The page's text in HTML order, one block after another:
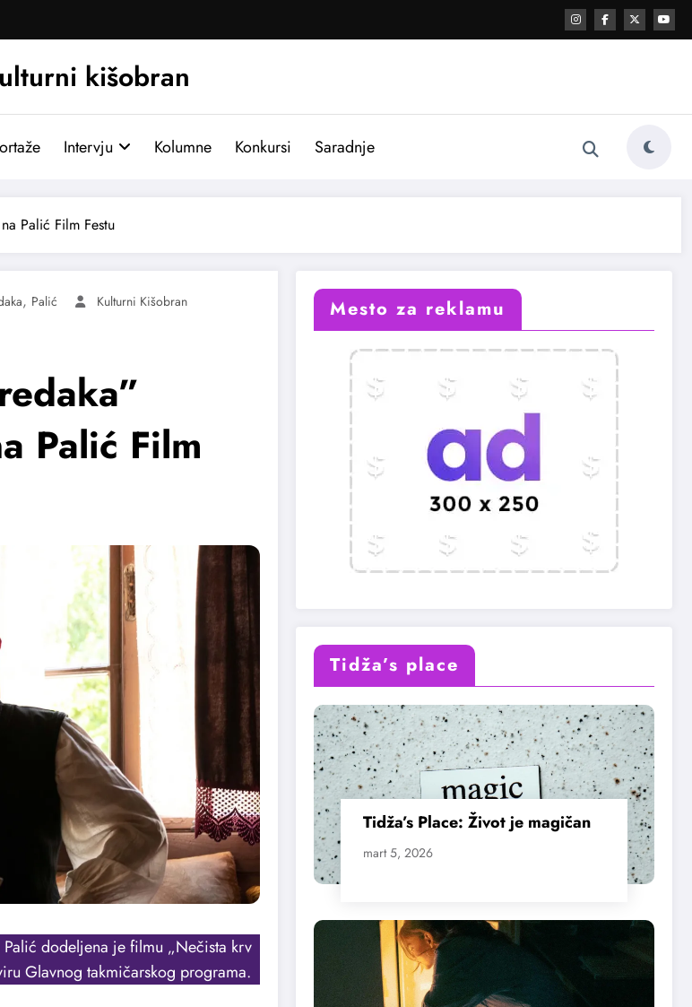
kišobran
Intervju Kolumne Konkursi Saradnje
Palić Film Festu
, Palić
Kulturni Kišobran
Palić Film
dodeljena je filmu „Nečista krv
Glavnog takmičarskog programa.
Mesto za reklamu
Tidža’s place
Tidža’s Place: Život je magičan
mart 5, 2026